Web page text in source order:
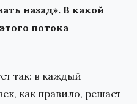
назад». В какой
потока
так: в каждый
как правило, решает